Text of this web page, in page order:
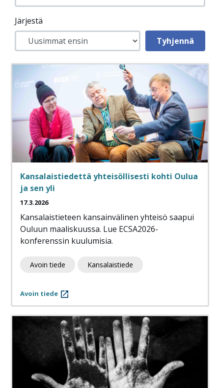
Järjestä
Kansalaistiedettä yhteisöllisesti kohti Oulua
ja sen yli
17.3.2026
Kansalaistieteen kansainvälinen yhteisö saapui
Ouluun maaliskuussa. Lue ECSA2026-
konferenssin kuulumisia.
Avoin tiede Kansalaistiede
Avoin tiede